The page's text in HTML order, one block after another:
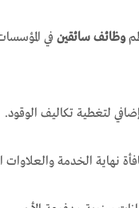
وظائف سائقين في
لتغطية تكاليف الوقود.
نهاية الخدمة والعلاوات